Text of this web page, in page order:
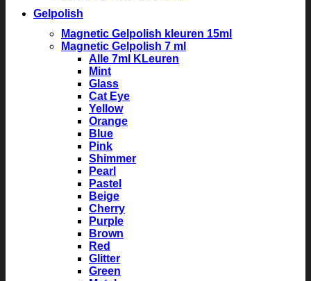
Gelpolish
Magnetic Gelpolish kleuren 15ml
Magnetic Gelpolish 7 ml
Alle 7ml KLeuren
Mint
Glass
Cat Eye
Yellow
Orange
Blue
Pink
Shimmer
Pearl
Pastel
Beige
Cherry
Purple
Brown
Red
Glitter
Green